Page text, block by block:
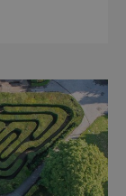
Foto: